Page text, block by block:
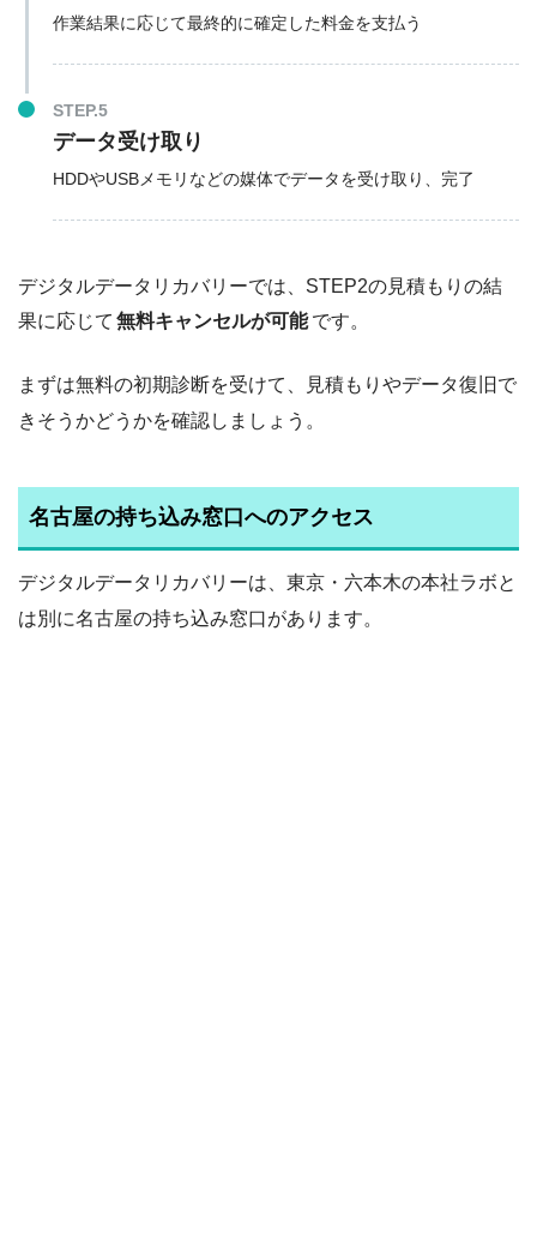
作業結果に応じて最終的に確定した料金を支払う
STEP.5
データ受け取り
HDDやUSBメモリなどの媒体でデータを受け取り、完了
デジタルデータリカバリーでは、STEP2の見積もりの結
果に応じて 無料キャンセルが可能 です。
まずは無料の初期診断を受けて、見積もりやデータ復旧で
きそうかどうかを確認しましょう。
名古屋の持ち込み窓口へのアクセス
デジタルデータリカバリーは、東京・六本木の本社ラボと
は別に名古屋の持ち込み窓口があります。